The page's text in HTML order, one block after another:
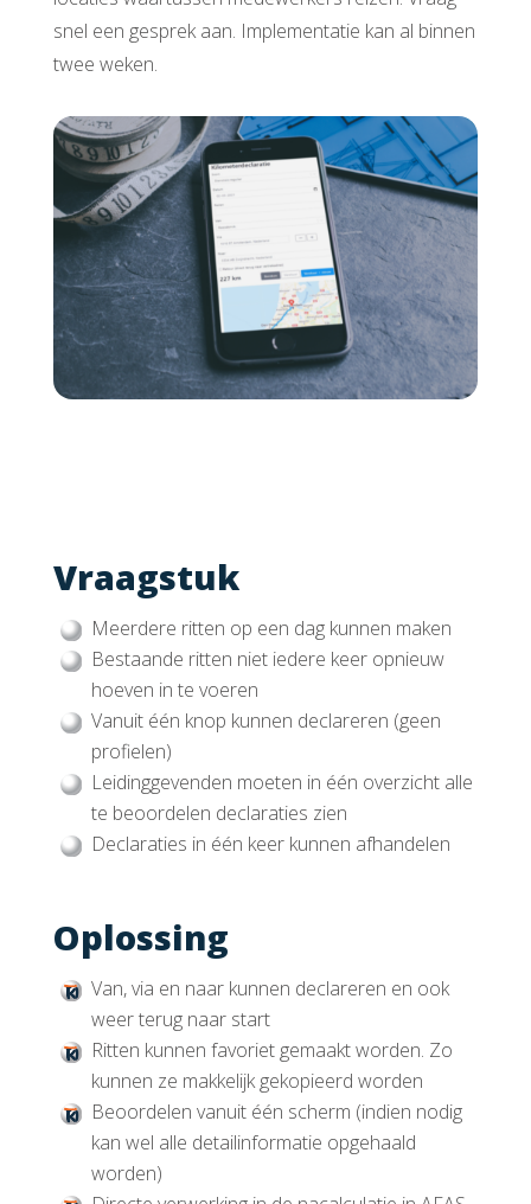
snel een gesprek aan. Implementatie kan al binnen
twee weken.
Vraagstuk
Meerdere ritten op een dag kunnen maken
Bestaande ritten niet iedere keer opnieuw
hoeven in te voeren
Vanuit één knop kunnen declareren (geen
profielen)
Leidinggevenden moeten in één overzicht alle
te beoordelen declaraties zien
Declaraties in één keer kunnen afhandelen
Oplossing
Van, via en naar kunnen declareren en ook
weer terug naar start
Ritten kunnen favoriet gemaakt worden. Zo
kunnen ze makkelijk gekopieerd worden
Beoordelen vanuit één scherm (indien nodig
kan wel alle detailinformatie opgehaald
worden)